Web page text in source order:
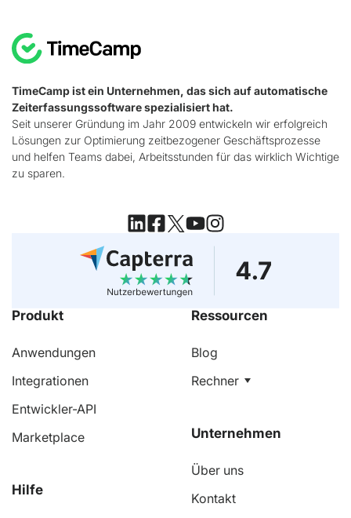
Rechnungsstellung?
TimeCamp ist ein Unternehmen, das sich auf automatische
Zeiterfassungssoftware spezialisiert hat.
Seit unserer Gründung im Jahr 2009 entwickeln wir erfolgreich
Lösungen zur Optimierung zeitbezogener Geschäftsprozesse
und helfen Teams dabei, Arbeitsstunden für das wirklich Wichtige
zu sparen.
Anwendungen
Integrationen
Entwickler-API
Marketplace
Blog
Rechner
Über uns
Kontakt